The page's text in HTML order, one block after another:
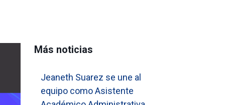
Más noticias
Jeaneth Suarez se une al
equipo como Asistente